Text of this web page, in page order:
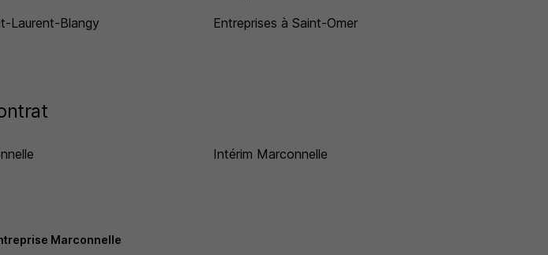
Laurent-Blangy Entreprises à Saint-Omer
Intérim Marconnelle
Marconnelle